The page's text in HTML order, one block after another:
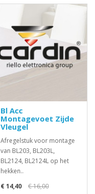
Bl Acc
Montagevoet Zijde
Vleugel
Afregelstuk voor montage
van BL203, BL203L,
BL2124, BL2124L op het
hekken..
€ 14,40
€ 16,00